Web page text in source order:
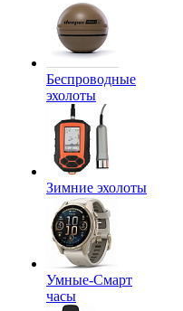
Беспроводные
эхолоты
Зимние эхолоты
Умные-Смарт
часы